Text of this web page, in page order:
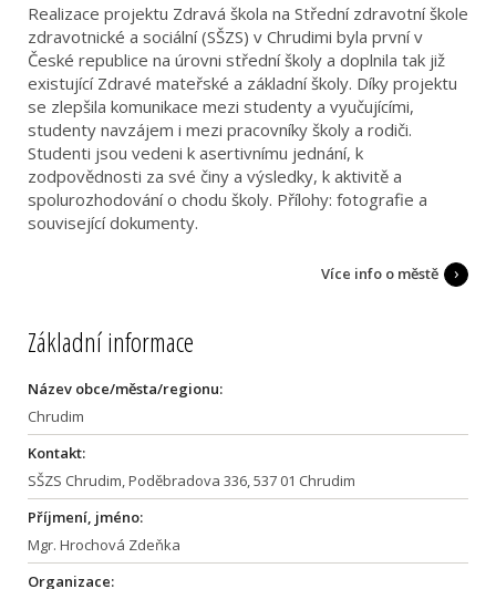
Realizace projektu Zdravá škola na Střední zdravotní škole
zdravotnické a sociální (SŠZS) v Chrudimi byla první v
České republice na úrovni střední školy a doplnila tak již
existující Zdravé mateřské a základní školy. Díky projektu
se zlepšila komunikace mezi studenty a vyučujícími,
studenty navzájem i mezi pracovníky školy a rodiči.
Studenti jsou vedeni k asertivnímu jednání, k
zodpovědnosti za své činy a výsledky, k aktivitě a
spolurozhodování o chodu školy. Přílohy: fotografie a
související dokumenty.
Více info o městě
Základní informace
Název obce/města/regionu:
Chrudim
Kontakt:
SŠZS Chrudim, Poděbradova 336, 537 01 Chrudim
Příjmení, jméno:
Mgr. Hrochová Zdeňka
Organizace: